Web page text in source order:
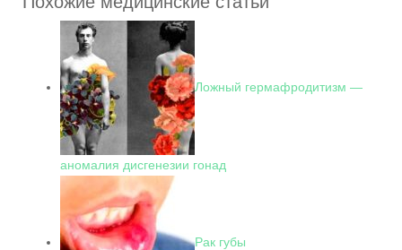
Ложный гермафродитизм —
аномалия дисгенезии гонад
Рак губы